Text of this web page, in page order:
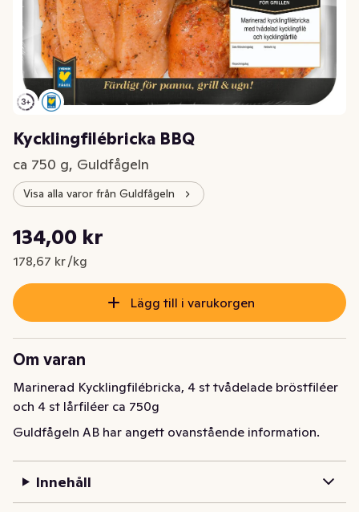
Kycklingfilébricka BBQ
ca 750 g, Guldfågeln
Visa alla varor från Guldfågeln
Nuvarande pris är: 134,00 kr
134,00 kr
178,67 kr /kg
Styckpris: 178,67 kr /kg
Lägg till i varukorgen
Om varan
Marinerad Kycklingfilébricka, 4 st tvådelade bröstfiléer
och 4 st lårfiléer ca 750g
Guldfågeln AB har angett ovanstående information.
Innehåll